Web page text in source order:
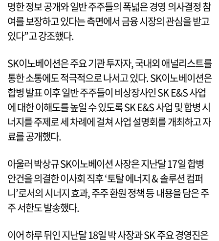
명한 정보 공개와 일반 주주들의 폭넓은 경영 의사결정 참
여를 보장하고 있다는 측면에서 금융 시장의 관심을 받고
있다”고 강조했다.
SK이노베이션은 주요 기관 투자자, 국내외 애널리스트를
통한 소통에도 적극적으로 나서고 있다. SK이노베이션은
합병 발표 이후 일반 주주들이 비상장사인 SK E&S 사업
에 대한 이해도를 높일 수 있도록 SK E&S 사업 및 합병 시
너지를 주제로 세 차례에 걸쳐 사업 설명회를 개최하고 자
료를 공개했다.
아울러 박상규 SK이노베이션 사장은 지난달 17일 합병
안건을 의결한 이사회 직후 ‘토탈 에너지 & 솔루션 컴퍼
니’로서의 시너지 효과, 주주 환원 정책 등 내용을 담은 주
주 서한도 발송했다.
이어 하루 뒤인 지난달 18일 박 사장과 SK 주요 경영진은